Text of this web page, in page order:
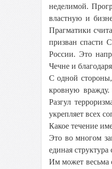
неделимой.
властную и
Прагматики
призван спасти
России. Это
Чечне и
С одной стороны,
кровную
Разгул
укрепляет всех
Какое течение
Это во многом
единая
Им может весьма